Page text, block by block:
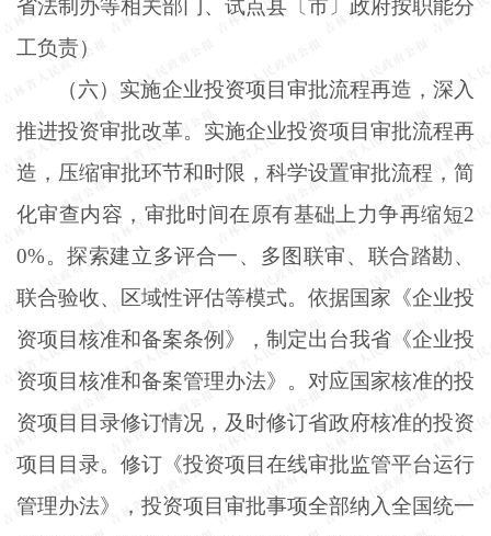
省法制办等相关部门、试点县〔市〕政府按职能分
工负责）
（六）实施企业投资项目审批流程再造，深入
推进投资审批改革。实施企业投资项目审批流程再
造，压缩审批环节和时限，科学设置审批流程，简
化审查内容，审批时间在原有基础上力争再缩短2
0%。探索建立多评合一、多图联审、联合踏勘、
联合验收、区域性评估等模式。依据国家《企业投
资项目核准和备案条例》，制定出台我省《企业投
资项目核准和备案管理办法》。对应国家核准的投
资项目目录修订情况，及时修订省政府核准的投资
项目目录。修订《投资项目在线审批监管平台运行
管理办法》，投资项目审批事项全部纳入全国统一